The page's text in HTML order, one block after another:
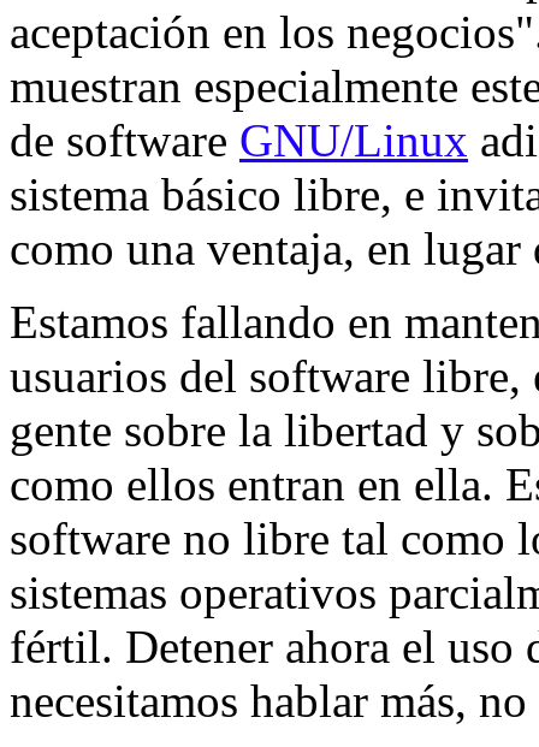
aceptación en los
muestran especialmente
de software GNU/Linux
sistema básico libre, e
como una ventaja, en
Estamos fallando en
usuarios del software libre,
gente sobre la libertad y
como ellos entran en ella.
software no libre tal como
sistemas operativos
fértil. Detener ahora el uso
necesitamos hablar más,